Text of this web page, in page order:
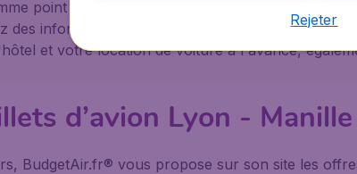
point de départ vers une autre destination,
des informations pratiques concernant Manille
et votre location de voiture à l'avance,
d’avion Lyon - Manille
BudgetAir.fr® vous propose sur son site les
Rejeter